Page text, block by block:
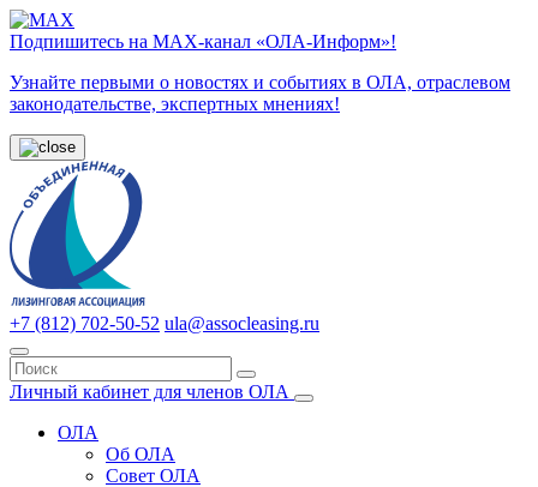
Подпишитесь на МАХ-канал «ОЛА-Информ»!
Узнайте первыми о новостях и событиях в ОЛА, отраслевом
законодательстве, экспертных мнениях!
+7 (812) 702-50-52 ula@assocleasing.ru
Личный кабинет для членов ОЛА
ОЛА
Об ОЛА
Совет ОЛА